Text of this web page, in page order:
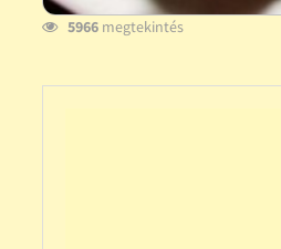
5966 megtekintés